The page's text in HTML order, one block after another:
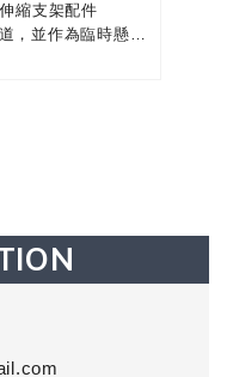
縮支架配件
，並作為臨時懸掛
機制牢固固定